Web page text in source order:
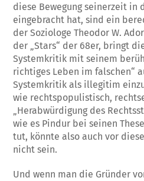
diese Bewegung seinerzeit
eingebracht hat, sind ein
der Soziologe Theodor W.
der „Stars“ der 68er, bringt
Systemkritik mit seinem
richtiges Leben im falschen“
Systemkritik als illegitim
wie rechtspopulistisch,
„Herabwürdigung des
wie es Pindur bei seinen
tut, könnte also auch vor
nicht sein.
Und wenn man die Gründer